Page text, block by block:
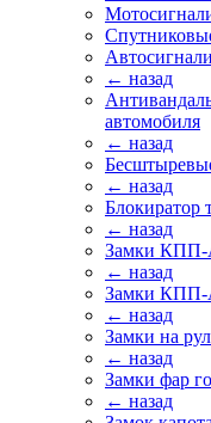
← назад
автомобиля
← назад
← назад
Блокиратор
← назад
Замки КПП-
← назад
Замки КПП-
← назад
Замки на
← назад
Замки фар
← назад